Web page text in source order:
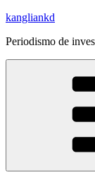
Saltar
contenido
kangliankd
Periodismo de